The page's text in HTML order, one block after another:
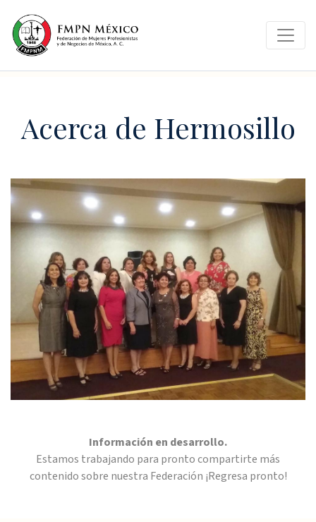
Acerca de Hermosillo
Información en desarrollo.
Estamos trabajando para pronto compartirte más
contenido sobre nuestra Federación ¡Regresa pronto!